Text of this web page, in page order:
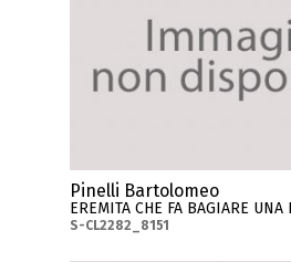
Pinelli Bartolomeo
EREMITA CHE FA BAGIARE UNA
S-CL2282_8151